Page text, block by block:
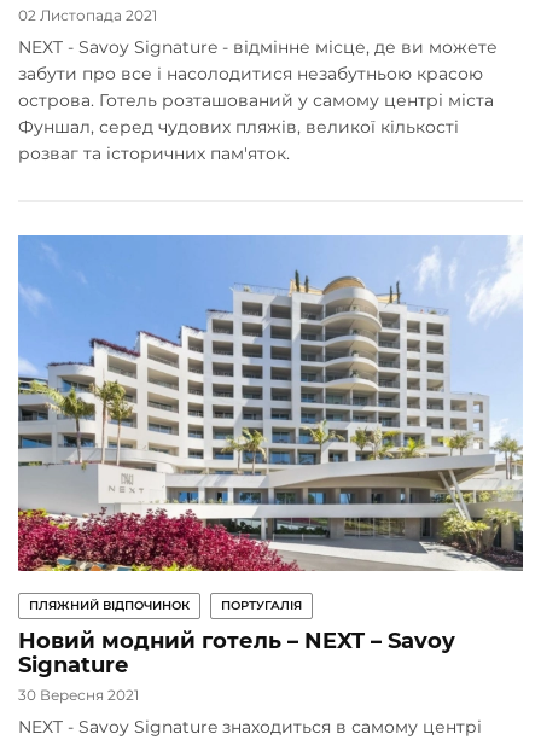
02 Листопада 2021
NEXT - Savoy Signature - відмінне місце, де ви можете
забути про все і насолодитися незабутньою красою
острова. Готель розташований у самому центрі міста
Фуншал, серед чудових пляжів, великої кількості
розваг та історичних пам'яток.
ПЛЯЖНИЙ ВІДПОЧИНОК ПОРТУГАЛІЯ
Новий модний готель – NEXT – Savoy
Signature
30 Вересня 2021
NEXT - Savoy Signature знаходиться в самому центрі